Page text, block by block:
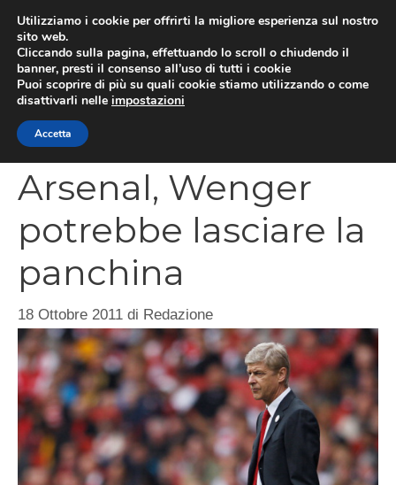
contenuto
Arsenal, Wenger
potrebbe lasciare la
panchina
18 Ottobre 2011 di Redazione
Utilizziamo i cookie per offrirti la migliore esperienza sul nostro
sito web.
Cliccando sulla pagina, effettuando lo scroll o chiudendo il
banner, presti il consenso all’uso di tutti i cookie
Puoi scoprire di più su quali cookie stiamo utilizzando o come
disattivarli nelle impostazioni
Accetta